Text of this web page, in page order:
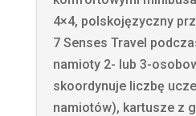
4×4, polskojęzyczny
7 Senses Travel
namioty 2- lub 3-
skoordynuje liczbę
namiotów), kartusze z